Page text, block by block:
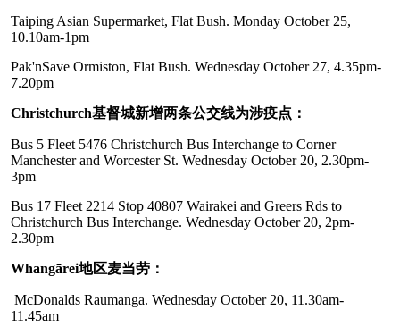
Taiping Asian Supermarket, Flat Bush. Monday October 25,
10.10am-1pm
Pak'nSave Ormiston, Flat Bush. Wednesday October 27, 4.35pm-
7.20pm
Christchurch基督城新增两条公交线为涉疫点：
Bus 5 Fleet 5476 Christchurch Bus Interchange to Corner
Manchester and Worcester St. Wednesday October 20, 2.30pm-
3pm
Bus 17 Fleet 2214 Stop 40807 Wairakei and Greers Rds to
Christchurch Bus Interchange. Wednesday October 20, 2pm-
2.30pm
Whangārei地区麦当劳：
McDonalds Raumanga. Wednesday October 20, 11.30am-
11.45am